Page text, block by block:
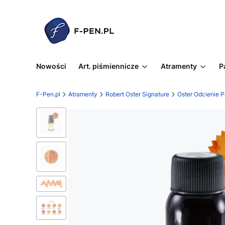
Nowości Art. piśmiennicze Atramenty
F-Pen.pl Atramenty Robert Oster Signature Oster Odcienie